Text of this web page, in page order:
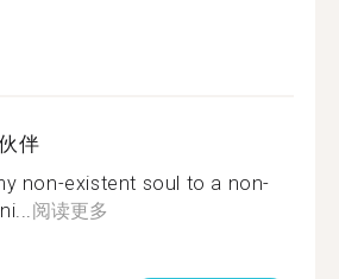
伴
non-existent soul to a non-
阅读更多